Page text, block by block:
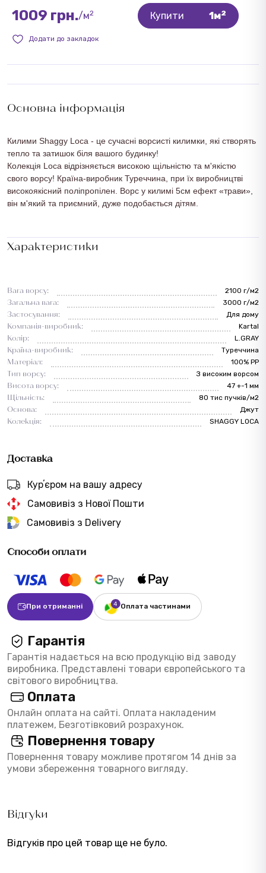
Основна інформація
Килими Shaggy Loca - це сучасні ворсисті килимки, які створять
тепло та затишок біля вашого будинку!
Колекція Loca відрізняється високою щільністю та м'якістю
свого ворсу! Країна-виробник Туреччина, при їх виробництві
високоякісний поліпропілен. Ворс у килимі 5см ефект «трави»,
він м'який та приємний, дуже подобається дітям.
Характеристики
Вага ворсу:
2100 г/м2
Загальна вага:
3000 г/м2
Застосування:
Для дому
Компанія-виробник:
Kartal
Колір:
L.GRAY
Країна-виробник:
Туреччина
Матеріал:
100% PP
Тип ворсу:
З високим ворсом
Висота ворсу:
47 +-1 мм
Щільність:
80 тис пучків/м2
Основа:
Джут
Колекція:
SHAGGY LOCA
Доставка
Курʼєром на вашу адресу
Самовивіз з Нової Пошти
Самовивіз з Delivery
Способи оплати
При отриманні Оплата частинами
Гарантія
Гарантія надається на всю продукцію від заводу
виробника. Представлені товари європейського та
світового виробництва.
Оплата
Онлайн оплата на сайті. Оплата накладеним
платежем, Безготівковий розрахунок.
Повернення товару
Повернення товару можливе протягом 14 днів за
умови збереження товарного вигляду.
1009 грн./м2 Купити 1м2
Додати до закладок
Відгуки
Відгуків про цей товар ще не було.